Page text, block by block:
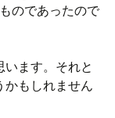
のであったので
ます。それと
かもしれません